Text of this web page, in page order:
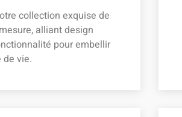
collection exquise de
alliant design
pour embellir
de vie.